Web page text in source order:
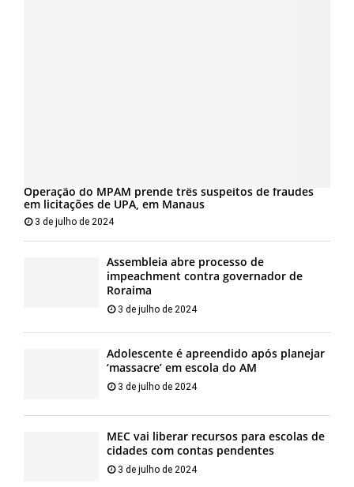
Operação do MPAM prende três suspeitos de fraudes
em licitações de UPA, em Manaus
3 de julho de 2024
Assembleia abre processo de
impeachment contra governador de
Roraima
3 de julho de 2024
Adolescente é apreendido após planejar
‘massacre’ em escola do AM
3 de julho de 2024
MEC vai liberar recursos para escolas de
cidades com contas pendentes
3 de julho de 2024